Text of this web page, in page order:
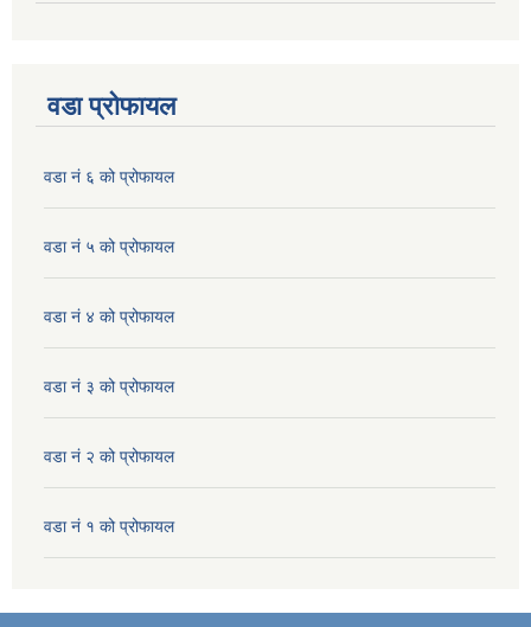
वडा प्रोफायल
वडा नं ६ को प्रोफायल
वडा नं ५ को प्रोफायल
वडा नं ४ को प्रोफायल
वडा नं ३ को प्रोफायल
वडा नं २ को प्रोफायल
वडा नं १ को प्रोफायल